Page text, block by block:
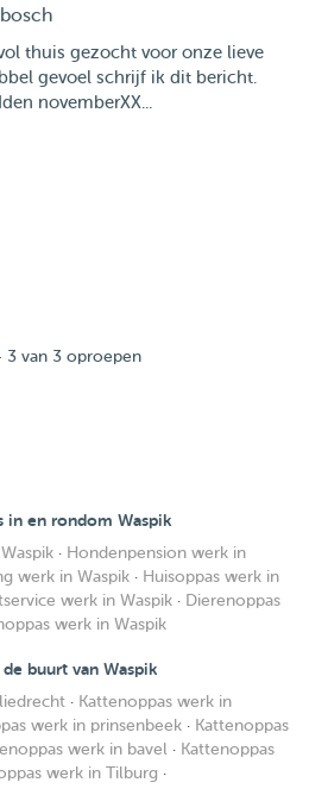
thuis gezocht voor onze lieve
gevoel schrijf ik dit bericht.
novemberXX...
3 van 3 oproepen
in en rondom Waspik
· Hondenpension werk in
werk in Waspik · Huisoppas werk in
werk in Waspik · Dierenoppas
werk in Waspik
buurt van Waspik
· Kattenoppas werk in
werk in prinsenbeek · Kattenoppas
werk in bavel · Kattenoppas
werk in Tilburg ·